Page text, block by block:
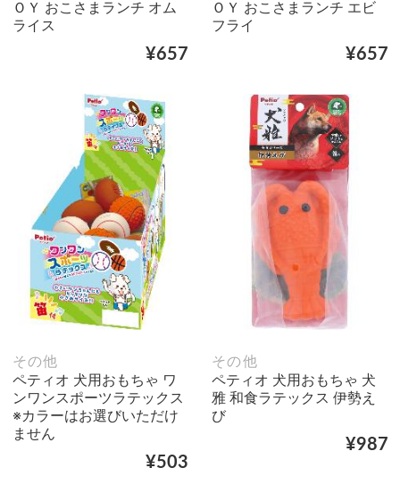
ＯＹ おこさまランチ オム
ライス
¥657
ＯＹ おこさまランチ エビ
フライ
¥657
その他
ペティオ 犬用おもちゃ ワ
ンワンスポーツラテックス
※カラーはお選びいただけ
ません
¥503
その他
ペティオ 犬用おもちゃ 犬
雅 和食ラテックス 伊勢え
び
¥987